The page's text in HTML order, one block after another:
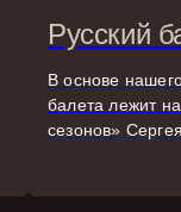
Русский
В основе
балета лежит
сезонов»